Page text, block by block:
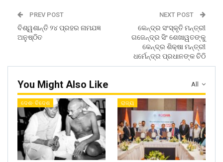
PREV POST
ବିଶ୍ୱଶାନ୍ତି ୨୪ ପ୍ରହର ନାମଯଜ୍ଞ
ଅନୁଷ୍ଠିତ
NEXT POST
କେନ୍ଦ୍ର ସଂସ୍କୃତି ମନ୍ତ୍ରୀ
ଗଜେନ୍ଦ୍ର ସିଂ ଶେଖାୱତଙ୍କୁ
କେନ୍ଦ୍ର ଶିକ୍ଷା ମନ୍ତ୍ରୀ
ଧର୍ମେନ୍ଦ୍ର ପ୍ରଧାନଙ୍କ ଚିଠି
All
You Might Also Like
ଦେଶ- ବିଦେଶ ରାଜ୍ୟ